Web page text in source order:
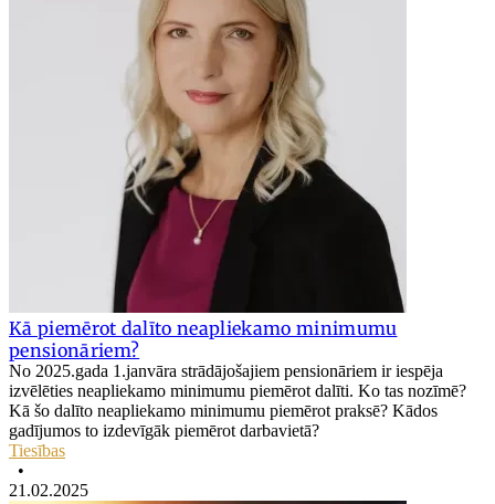
Kā piemērot dalīto neapliekamo minimumu
pensionāriem?
No 2025.gada 1.janvāra strādājošajiem pensionāriem ir iespēja
izvēlēties neapliekamo minimumu piemērot dalīti. Ko tas nozīmē?
Kā šo dalīto neapliekamo minimumu piemērot praksē? Kādos
gadījumos to izdevīgāk piemērot darbavietā?
Tiesības
•
21.02.2025